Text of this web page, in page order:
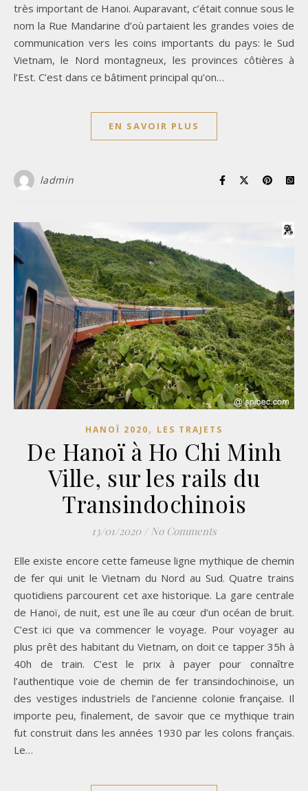
très important de Hanoi. Auparavant, c’était connue sous le
nom la Rue Mandarine d’où partaient les grandes voies de
communication vers les coins importants du pays: le Sud
Vietnam, le Nord montagneux, les provinces côtières à
l’Est. C’est dans ce bâtiment principal qu’on…
EN SAVOIR PLUS
ladmin
HANOÏ 2020, LES TRAJETS
De Hanoï à Ho Chi Minh
Ville, sur les rails du
Transindochinois
13/01/2020 / No Comments
Elle existe encore cette fameuse ligne mythique de chemin
de fer qui unit le Vietnam du Nord au Sud. Quatre trains
quotidiens parcourent cet axe historique. La gare centrale
de Hanoï, de nuit, est une île au cœur d’un océan de bruit.
C’est ici que va commencer le voyage. Pour voyager au
plus prêt des habitant du Vietnam, on doit ce tapper 35h à
40h de train. C’est le prix à payer pour connaître
l’authentique voie de chemin de fer transindochinoise, un
des vestiges industriels de l’ancienne colonie française. Il
importe peu, finalement, de savoir que ce mythique train
fut construit dans les années 1930 par les colons français.
Le…